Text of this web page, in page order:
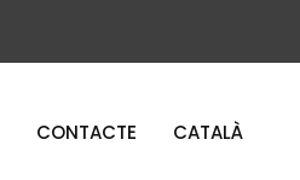
CONTACTE CATALÀ